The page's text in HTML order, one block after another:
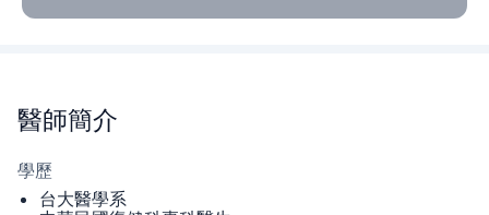
醫師簡介
學歷
台大醫學系